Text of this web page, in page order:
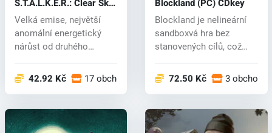
S.T.A.L.K.E.R.: Clear Sky
(PC) key
Velká emise, největší
anomální energetický
nárůst od druhého
42.92 Kč 17 obchodech
Blockland (PC) CDkey
Blockland je nelineární
sandboxvá hra bez
stanovených cílů, což
72.50 Kč 3